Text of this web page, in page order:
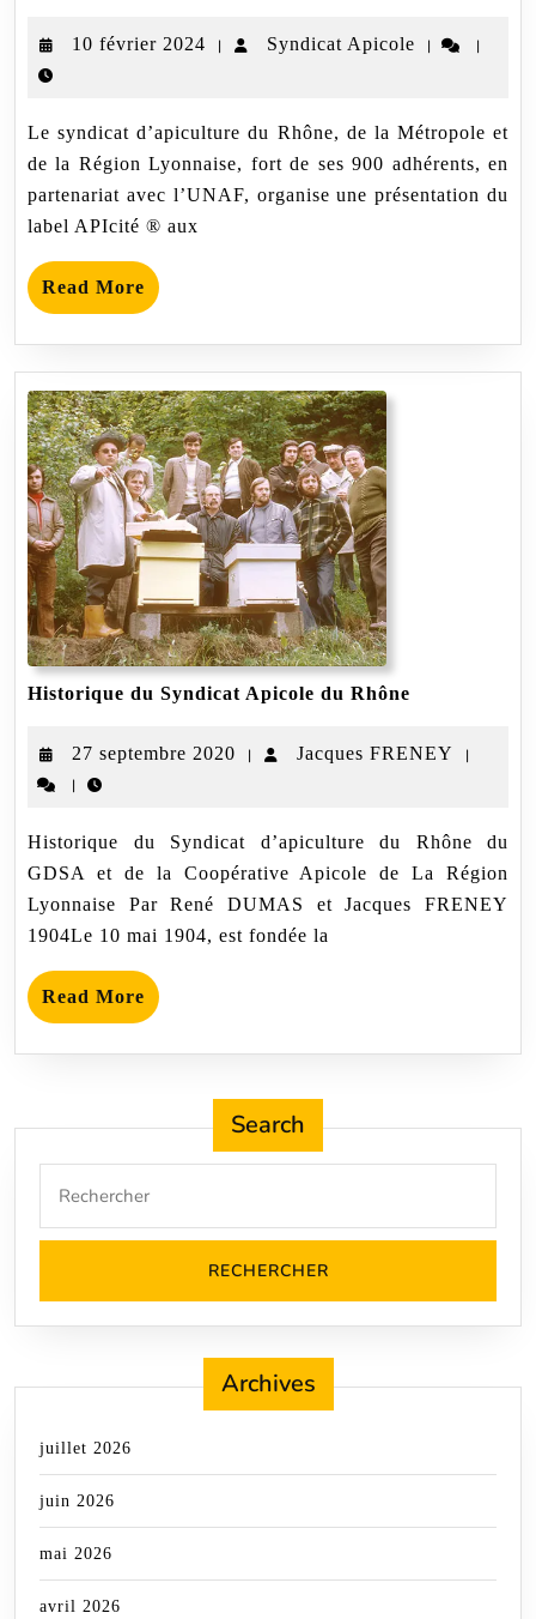
APIcité®
aux
10 février 2024
10
| Syndicat Apicole
Syndicat
| |
Le syndicat d’apiculture du Rhône, de la Métropole et
de la Région Lyonnaise, fort de ses 900 adhérents, en
partenariat avec l’UNAF, organise une présentation du
label APIcité ® aux
Read More Read
More
Historique du Syndicat Apicole du Rhône
Apicole
27 septembre 2020
27
| Jacques FRENEY
Jacques
|
|
Historique du Syndicat d’apiculture du Rhône du
GDSA et de la Coopérative Apicole de La Région
Lyonnaise Par René DUMAS et Jacques FRENEY
1904Le 10 mai 1904, est fondée la
Read More Read
More
Search
for:
Archives
juillet 2026
juin 2026
mai 2026
avril 2026